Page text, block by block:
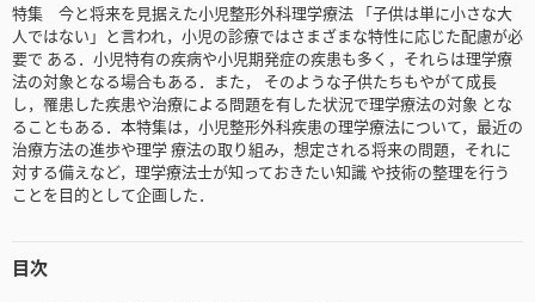
特集 今と将来を見据えた小児整形外科理学療法 「子供は単に小さな大
人ではない」と言われ，小児の診療ではさまざまな特性に応じた配慮が必
要で ある．小児特有の疾病や小児期発症の疾患も多く，それらは理学療
法の対象となる場合もある．また， そのような子供たちもやがて成長
し，罹患した疾患や治療による問題を有した状況で理学療法の対象 とな
ることもある．本特集は，小児整形外科疾患の理学療法について，最近の
治療方法の進歩や理学 療法の取り組み，想定される将来の問題，それに
対する備えなど，理学療法士が知っておきたい知識 や技術の整理を行う
ことを目的として企画した．
目次